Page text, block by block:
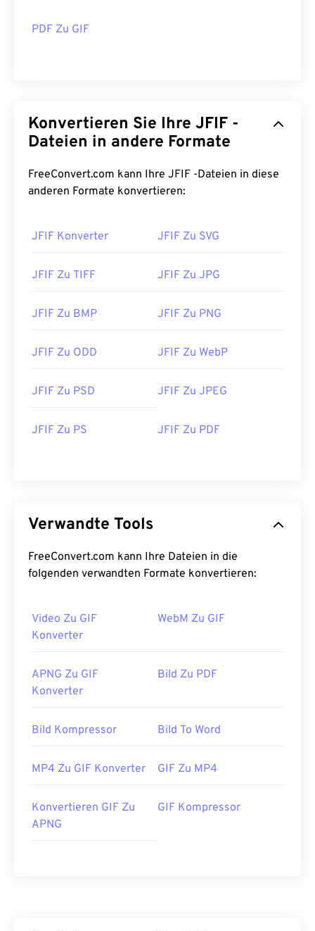
PDF Zu GIF
Konvertieren Sie Ihre JFIF -
Dateien in andere Formate
FreeConvert.com kann Ihre JFIF -Dateien in diese
anderen Formate konvertieren:
JFIF Konverter JFIF Zu SVG
JFIF Zu TIFF JFIF Zu JPG
JFIF Zu BMP JFIF Zu PNG
JFIF Zu ODD JFIF Zu WebP
JFIF Zu PSD JFIF Zu JPEG
JFIF Zu PS JFIF Zu PDF
Verwandte Tools
FreeConvert.com kann Ihre Dateien in die
folgenden verwandten Formate konvertieren:
Video Zu GIF
Konverter
WebM Zu GIF
APNG Zu GIF
Konverter
Bild Zu PDF
Bild Kompressor Bild To Word
MP4 Zu GIF Konverter GIF Zu MP4
Konvertieren GIF Zu
APNG
GIF Kompressor